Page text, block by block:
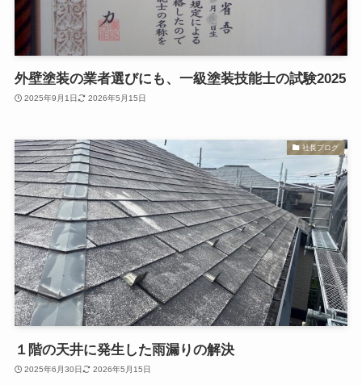
外壁塗装の業者選びにも、一級塗装技能士の試験2025
2025年9月1日 2026年5月15日
社長ブログ
１階の天井に発生した雨漏りの解決
2025年6月30日 2026年5月15日